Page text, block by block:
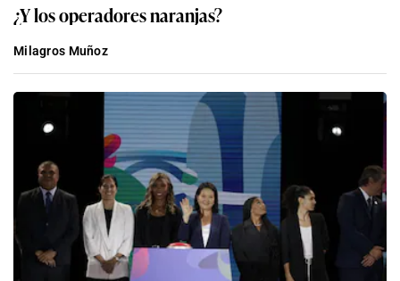
¿Y los operadores naranjas?
Milagros Muñoz